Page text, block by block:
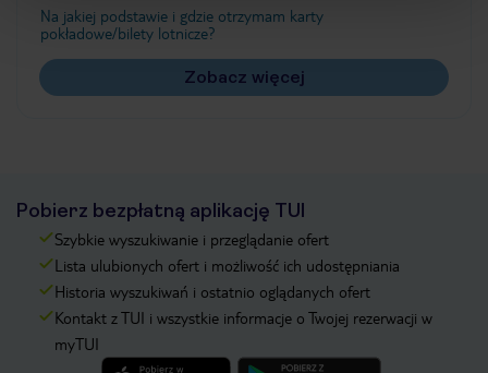
Na jakiej podstawie i gdzie otrzymam karty
pokładowe/bilety lotnicze?
Zobacz więcej
Pobierz bezpłatną aplikację TUI
Szybkie wyszukiwanie i przeglądanie ofert
Lista ulubionych ofert i możliwość ich udostępniania
Historia wyszukiwań i ostatnio oglądanych ofert
Kontakt z TUI i wszystkie informacje o Twojej rezerwacji w
myTUI